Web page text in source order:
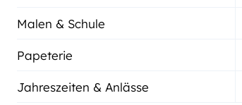
Malen & Schule
Papeterie
Jahreszeiten & Anlässe